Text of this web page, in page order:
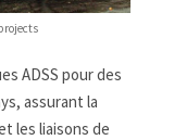
ADSS pour des
assurant la
les liaisons de